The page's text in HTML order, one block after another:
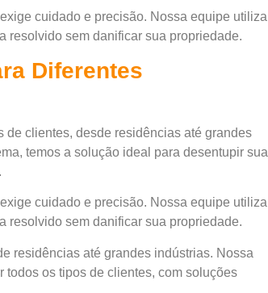
cuidado e precisão. Nossa equipe utiliza
resolvido sem danificar sua propriedade.
Diferentes
de clientes, desde residências até grandes
temos a solução ideal para desentupir sua
cuidado e precisão. Nossa equipe utiliza
resolvido sem danificar sua propriedade.
residências até grandes indústrias. Nossa
os tipos de clientes, com soluções